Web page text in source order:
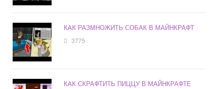
КАК РАЗМНОЖИТЬ СОБАК В МАЙНКРАФТ
3775
КАК СКРАФТИТЬ ПИЦЦУ В МАЙНКРАФТЕ